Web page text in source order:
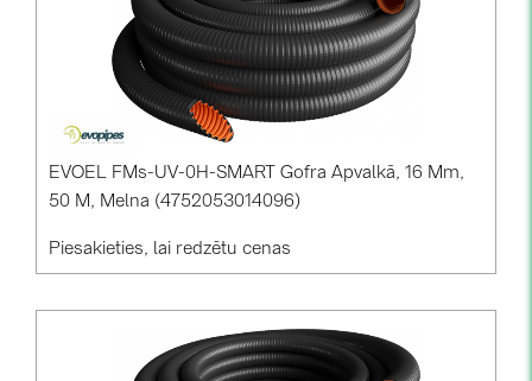
EVOEL FMs-UV-0H-SMART Gofra Apvalkā, 16 Mm,
50 M, Melna (4752053014096)
Piesakieties, lai redzētu cenas